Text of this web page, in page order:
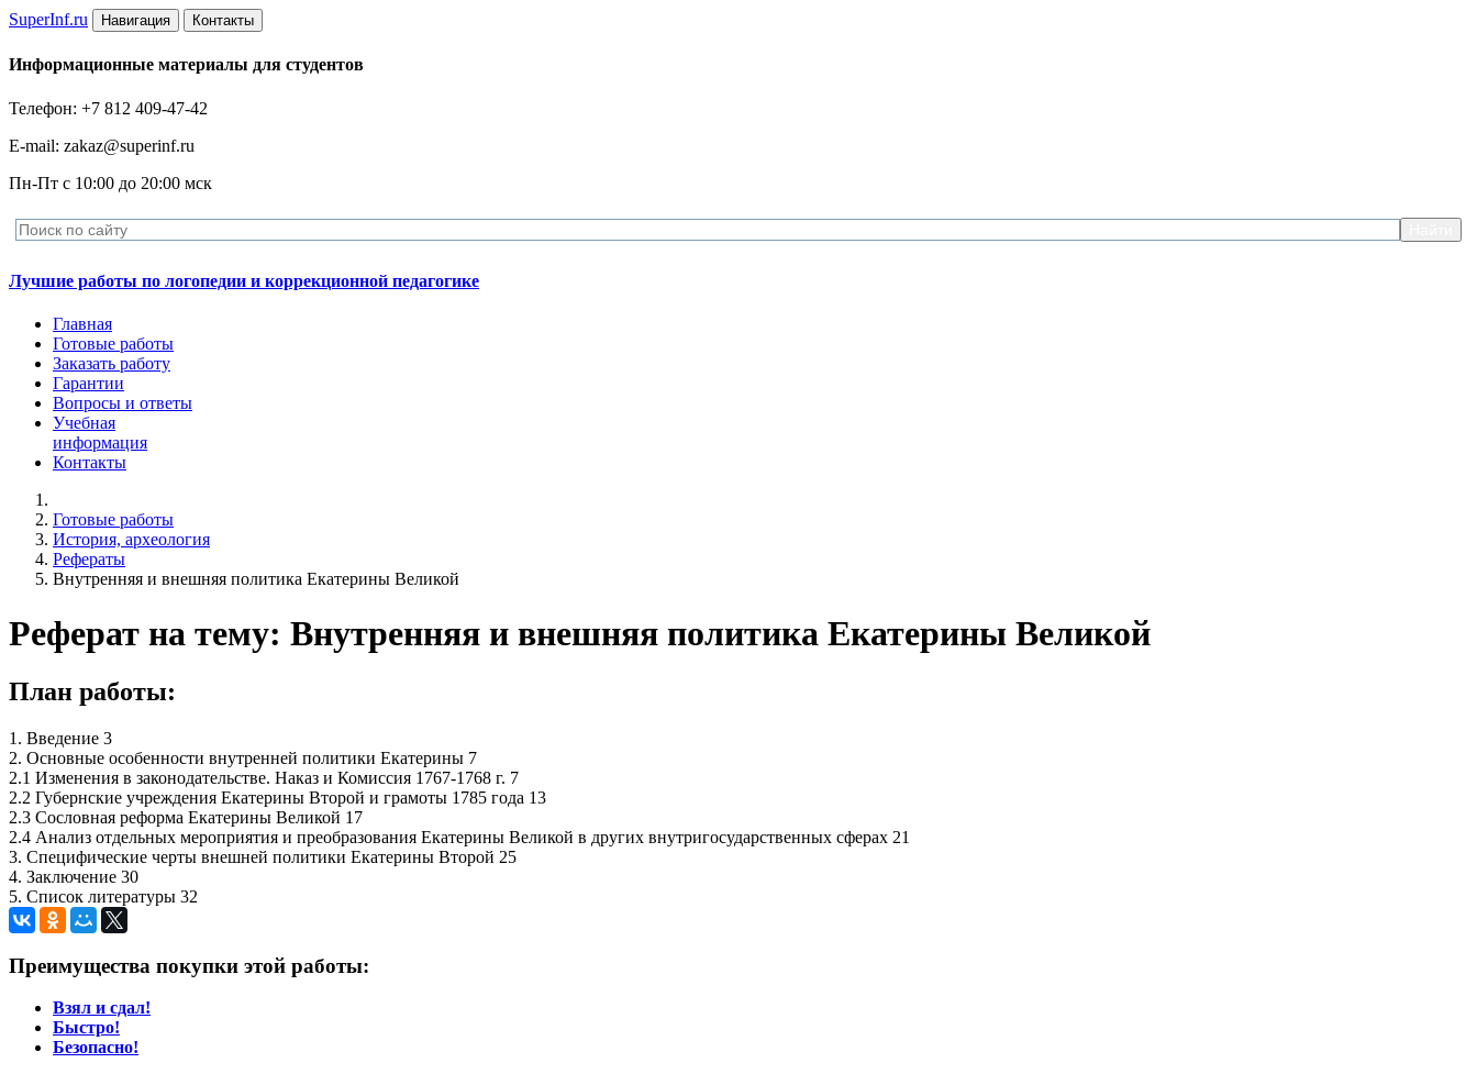
SuperInf.ru Навигация Контакты
Информационные материалы для студентов
Телефон: +7 812 409-47-42
E-mail: zakaz@superinf.ru
Пн-Пт с 10:00 до 20:00 мск
Лучшие работы по логопедии и коррекционной педагогике
Главная
Готовые работы
Заказать работу
Гарантии
Вопросы и ответы
Учебная
информация
Контакты
Готовые работы
История, археология
Рефераты
Внутренняя и внешняя политика Екатерины Великой
Реферат на тему: Внутренняя и внешняя политика Екатерины Великой
План работы:
1. Введение 3
2. Основные особенности внутренней политики Екатерины 7
2.1 Изменения в законодательстве. Наказ и Комиссия 1767-1768 г. 7
2.2 Губернские учреждения Екатерины Второй и грамоты 1785 года 13
2.3 Сословная реформа Екатерины Великой 17
2.4 Анализ отдельных мероприятия и преобразования Екатерины Великой в других внутригосударственных сферах 21
3. Специфические черты внешней политики Екатерины Второй 25
4. Заключение 30
5. Список литературы 32
Преимущества покупки этой работы:
Взял и сдал!
Быстро!
Безопасно!